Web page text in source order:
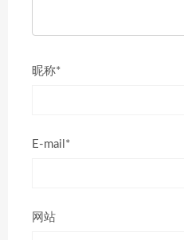
昵称*
E-mail*
网站